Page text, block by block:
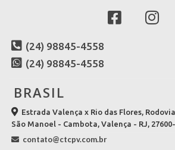
(24) 98845-4558
(24) 98845-4558
BRASIL
Estrada Valença x Rio das Flores,
São Manoel - Cambota, Valença - RJ,
contato@ctcpv.com.br